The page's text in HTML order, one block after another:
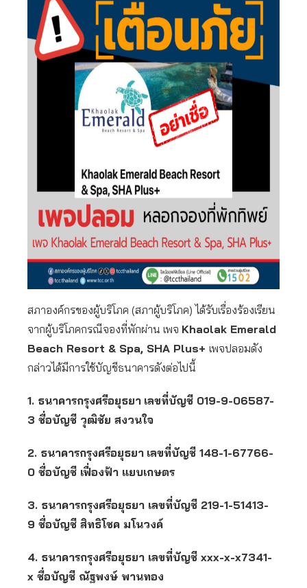
สภาองค์กรของผู้บริโภค (สภาผู้บริโภค) ได้รับเรื่องร้องเรียน
จากผู้บริโภคกรณีจองที่พักผ่าน เพจ Khaolak Emerald
Beach Resort & Spa, SHA Plus+ เพจปลอมดัง
กล่าวได้มีการใช้บัญชีธนาคารดังต่อไปนี้
1. ธนาคารกรุงศรีอยุธยา เลขที่บัญชี 019-9-06587-
3 ชื่อบัญชี วุฒิชัย สงวนใจ
2. ธนาคารกรุงศรีอยุธยา เลขที่บัญชี 148-1-67766-
0 ชื่อบัญชี เฟื่องฟ้า แยบเกษตร
3. ธนาคารกรุงศรีอยุธยา เลขที่บัญชี 219-1-51413-
9 ชื่อบัญชี สิทธิโชค มโนวงค์
4. ธนาคารกรุงศรีอยุธยา เลขที่บัญชี xxx-x-x7341-
x ชื่อบัญชี ณัฐพงษ์ พานทอง